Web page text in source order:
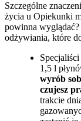
Szczególne
życia u Opiekunki
powinna
odżywiania, które
1,5 l
wyrób
czujesz
trakcie